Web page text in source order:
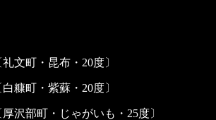
町・昆布・20度〕
町・紫蘇・20度〕
沢部町・じゃがいも・25度〕